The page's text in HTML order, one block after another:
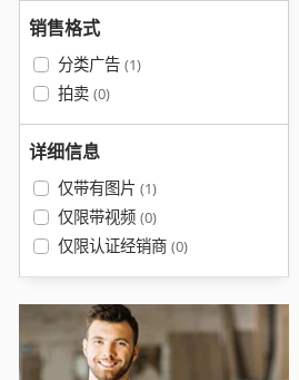
销售格式
分类广告 (1)
拍卖 (0)
详细信息
仅带有图片 (1)
仅限带视频 (0)
仅限认证经销商 (0)